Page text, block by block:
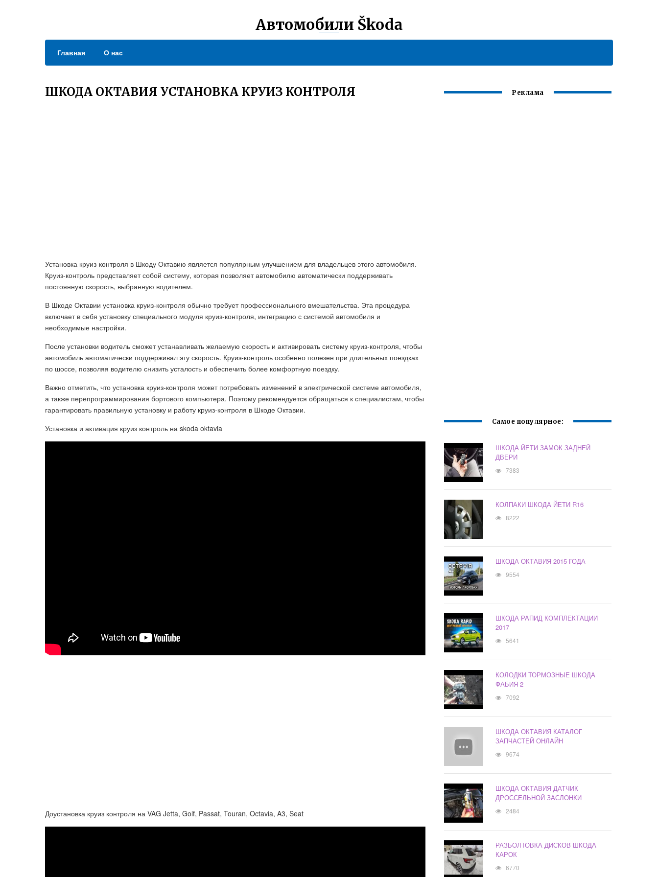
Автомобили Škoda
Главная О нас
ШКОДА ОКТАВИЯ УСТАНОВКА КРУИЗ КОНТРОЛЯ
Установка круиз-контроля в Шкоду Октавию является популярным улучшением для владельцев этого автомобиля.
Круиз-контроль представляет собой систему, которая позволяет автомобилю автоматически поддерживать
постоянную скорость, выбранную водителем.
В Шкоде Октавии установка круиз-контроля обычно требует профессионального вмешательства. Эта процедура
включает в себя установку специального модуля круиз-контроля, интеграцию с системой автомобиля и
необходимые настройки.
После установки водитель сможет устанавливать желаемую скорость и активировать систему круиз-контроля, чтобы
автомобиль автоматически поддерживал эту скорость. Круиз-контроль особенно полезен при длительных поездках
по шоссе, позволяя водителю снизить усталость и обеспечить более комфортную поездку.
Важно отметить, что установка круиз-контроля может потребовать изменений в электрической системе автомобиля,
а также перепрограммирования бортового компьютера. Поэтому рекомендуется обращаться к специалистам, чтобы
гарантировать правильную установку и работу круиз-контроля в Шкоде Октавии.
Установка и активация круиз контроль на skoda oktavia
Доустановка круиз контроля на VAG Jetta, Golf, Passat, Touran, Octavia, A3, Seat
Реклама
Самое популярное:
ШКОДА ЙЕТИ ЗАМОК ЗАДНЕЙ
ДВЕРИ
7383
КОЛПАКИ ШКОДА ЙЕТИ R16
8222
ШКОДА ОКТАВИЯ 2015 ГОДА
9554
ШКОДА РАПИД КОМПЛЕКТАЦИИ
2017
5641
КОЛОДКИ ТОРМОЗНЫЕ ШКОДА
ФАБИЯ 2
7092
ШКОДА ОКТАВИЯ КАТАЛОГ
ЗАПЧАСТЕЙ ОНЛАЙН
9674
ШКОДА ОКТАВИЯ ДАТЧИК
ДРОССЕЛЬНОЙ ЗАСЛОНКИ
2484
РАЗБОЛТОВКА ДИСКОВ ШКОДА
КАРОК
6770